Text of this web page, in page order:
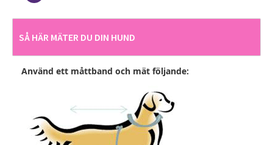
SÅ HÄR MÄTER DU DIN HUND
Använd ett måttband och mät följande: